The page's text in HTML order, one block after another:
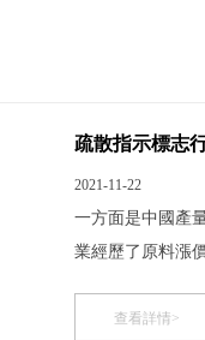
疏散指示標志
2021-11-22
一方面是中國產
業經歷了原料漲
十年，就到了重
查看詳情>